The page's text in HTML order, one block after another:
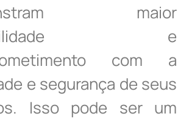
maior
e
com a
e segurança de seus
Isso pode ser um